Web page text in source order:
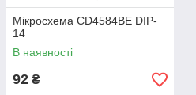
Мікросхема CD4584BE DIP-
14
В наявності
92 ₴